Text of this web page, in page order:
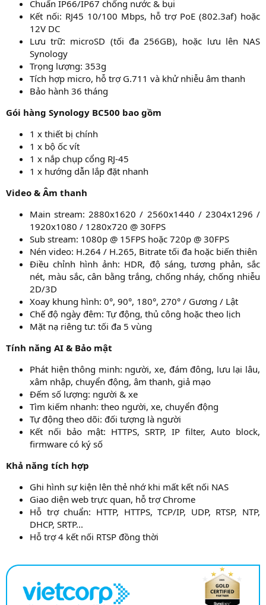
Chuẩn IP66/IP67 chống nước & bụi​
Kết nối: RJ45 10/100 Mbps, hỗ trợ PoE (802.3af) hoặc
12V DC​
Lưu trữ: microSD (tối đa 256GB), hoặc lưu lên NAS
Synology​
Trọng lượng: 353g​
Tích hợp micro, hỗ trợ G.711 và khử nhiễu âm thanh​
Bảo hành 36 tháng​
Gói hàng Synology BC500 bao gồm
1 x thiết bị chính
1 x bộ ốc vít
1 x nắp chụp cổng RJ-45
1 x hướng dẫn lắp đặt nhanh
Video & Âm thanh
Main stream: 2880x1620 / 2560x1440 / 2304x1296 /
1920x1080 / 1280x720 @ 30FPS​
Sub stream: 1080p @ 15FPS hoặc 720p @ 30FPS​
Nén video: H.264 / H.265, Bitrate tối đa hoặc biến thiên​
Điều chỉnh hình ảnh: HDR, độ sáng, tương phản, sắc
nét, màu sắc, cân bằng trắng, chống nháy, chống nhiễu
2D/3D​
Xoay khung hình: 0°, 90°, 180°, 270° / Gương / Lật​
Chế độ ngày đêm: Tự động, thủ công hoặc theo lịch​
Mặt nạ riêng tư: tối đa 5 vùng​
Tính năng AI & Bảo mật
Phát hiện thông minh: người, xe, đám đông, lưu lại lâu,
xâm nhập, chuyển động, âm thanh, giả mạo​
Đếm số lượng: người & xe​
Tìm kiếm nhanh: theo người, xe, chuyển động​
Tự động theo dõi: đối tượng là người​
Kết nối bảo mật: HTTPS, SRTP, IP filter, Auto block,
firmware có ký số​
Khả năng tích hợp
Ghi hình sự kiện lên thẻ nhớ khi mất kết nối NAS​
Giao diện web trực quan, hỗ trợ Chrome​
Hỗ trợ chuẩn: HTTP, HTTPS, TCP/IP, UDP, RTSP, NTP,
DHCP, SRTP...​
Hỗ trợ 4 kết nối RTSP đồng thời​